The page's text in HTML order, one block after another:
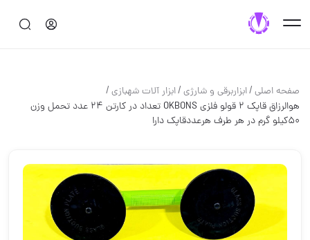
صفحه اصلی/ابزاربرقی و شارژی/ابزار آلات شهبازی/
هوالرزاق قاپك ٢ قولو فلزي OKBONS تعداد در كارتن ٢٤ عدد تحمل وزن
٥٠كيلو گرم در هر طرف هرعددقاپك دارا